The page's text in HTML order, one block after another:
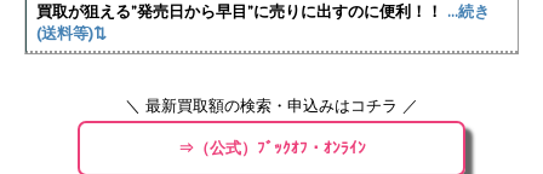
買取が狙える”発売日から早目”に売りに出すのに便利！！ ...続き
(送料等)⇅
＼ 最新買取額の検索・申込みはコチラ ／
⇒（公式）ﾌﾞｯｸｵﾌ・ｵﾝﾗｲﾝ